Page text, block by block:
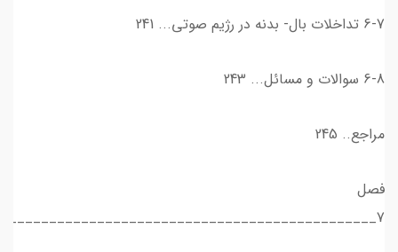
6-7 تداخلات بال- بدنه در رژیم صوتی... 241
6-8 سوالات و مسائل... 243
مراجع.. 245
فصل
7_______________________________________________